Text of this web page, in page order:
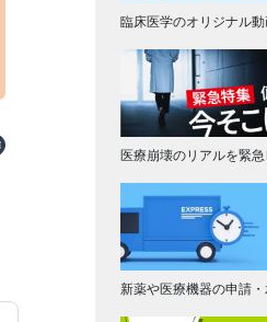
臨床医学のオリジナル動
医療崩壊のリアルを緊急
新薬や医療機器の申請・